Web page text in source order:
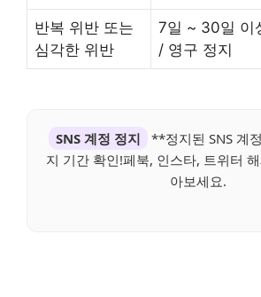
반복 위반 또는
심각한 위반
7일 ~ 30일 이
/ 영구 정지
SNS 계정 정지
**정지된 SNS 계
지 기간 확인!페북, 인스타, 트위터
아보세요.